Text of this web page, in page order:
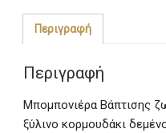
Δάσους
Περιγραφή
Περιγραφή
Μπομπονιέρα Βάπτισης
ξύλινο κορμουδάκι